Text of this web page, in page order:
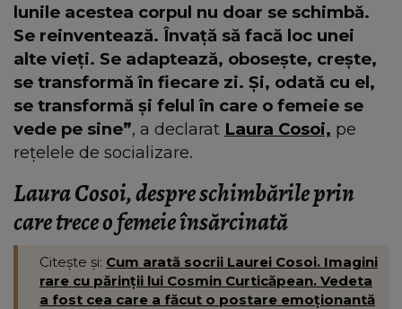
lunile acestea corpul nu doar se schimbă.
Se reinventează. Învață să facă loc unei
alte vieți. Se adaptează, obosește, crește,
se transformă în fiecare zi. Și, odată cu el,
se transformă și felul în care o femeie se
vede pe sine”, a declarat Laura Cosoi, pe
rețelele de socializare.
Laura Cosoi, despre schimbările prin
care trece o femeie însărcinată
Citește și: Cum arată socrii Laurei Cosoi. Imagini
rare cu părinții lui Cosmin Curticăpean. Vedeta
a fost cea care a făcut o postare emoționantă